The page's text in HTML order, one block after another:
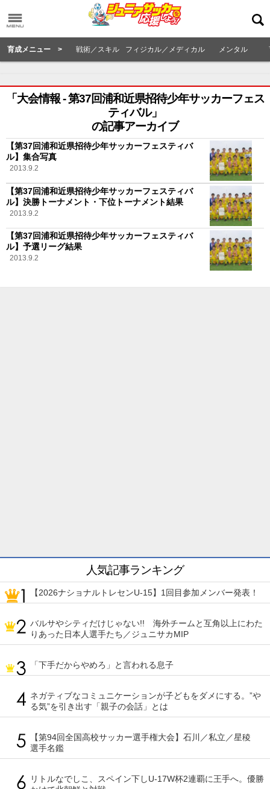
育成メニュー > 戦術／スキル フィジカル／メディカル メンタル
「大会情報 - 第37回浦和近県招待少年サッカーフェス
ティバル」
の記事アーカイブ
【第37回浦和近県招待少年サッカーフェスティバ
ル】集合写真
2013.9.2
【第37回浦和近県招待少年サッカーフェスティバ
ル】決勝トーナメント・下位トーナメント結果
2013.9.2
【第37回浦和近県招待少年サッカーフェスティバ
ル】予選リーグ結果
2013.9.2
人気記事ランキング
【2026ナショナルトレセンU-15】1回目参加メンバー発表！
バルサやシティだけじゃない!! 海外チームと互角以上にわた
りあった日本人選手たち／ジュニサカMIP
「下手だからやめろ」と言われる息子
ネガティブなコミュニケーションが子どもをダメにする。”や
る気”を引き出す「親子の会話」とは
【第94回全国高校サッカー選手権大会】石川／私立／星稜
選手名鑑
リトルなでしこ、スペイン下しU-17W杯2連覇に王手へ。優勝